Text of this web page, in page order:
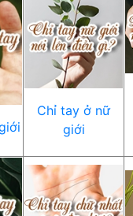
Chỉ tay ở nữ
giới